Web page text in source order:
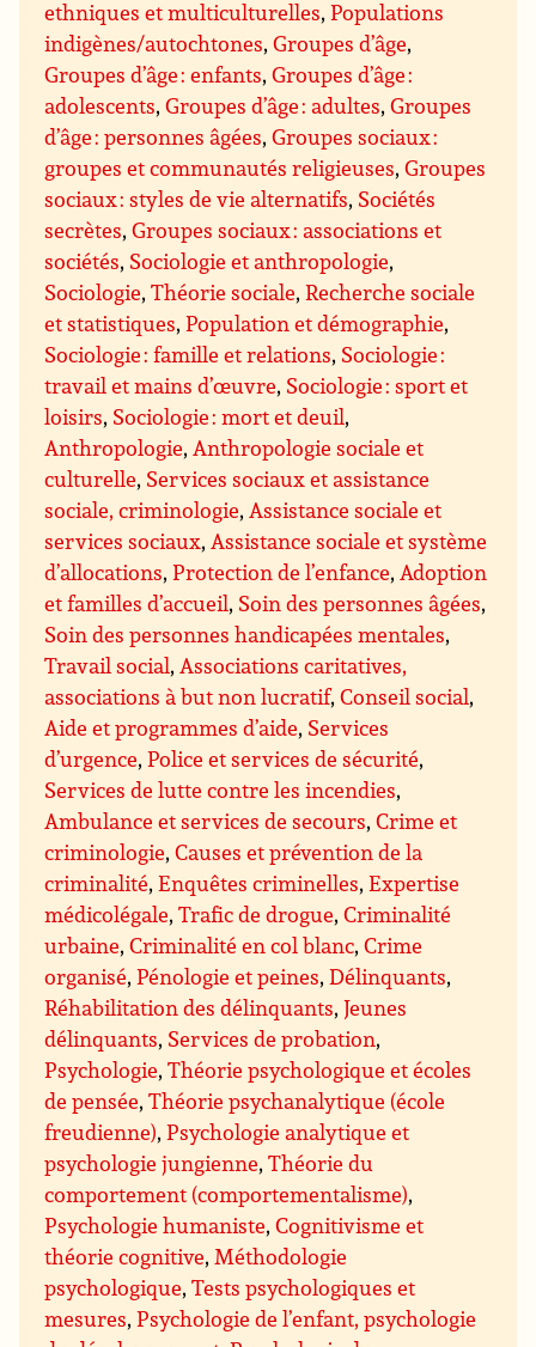
ethniques et multiculturelles,Populations
indigènes/autochtones,Groupes d’âge,
Groupes d’âge : enfants,Groupes d’âge :
adolescents,Groupes d’âge : adultes,Groupes
d’âge : personnes âgées,Groupes sociaux :
groupes et communautés religieuses,Groupes
sociaux : styles de vie alternatifs, Sociétés
secrètes,Groupes sociaux : associations et
sociétés, Sociologie et anthropologie,
Sociologie,Théorie sociale,Recherche sociale
et statistiques,Population et démographie,
Sociologie : famille et relations, Sociologie :
travail et mains d’œuvre, Sociologie : sport et
loisirs, Sociologie : mort et deuil,
Anthropologie,Anthropologie sociale et
culturelle, Services sociaux et assistance
sociale, criminologie,Assistance sociale et
services sociaux,Assistance sociale et système
d’allocations,Protection de l’enfance,Adoption
et familles d’accueil, Soin des personnes âgées,
Soin des personnes handicapées mentales,
Travail social,Associations caritatives,
associations à but non lucratif,Conseil social,
Aide et programmes d’aide, Services
d’urgence,Police et services de sécurité,
Services de lutte contre les incendies,
Ambulance et services de secours,Crime et
criminologie,Causes et prévention de la
criminalité,Enquêtes criminelles,Expertise
médicolégale,Trafic de drogue,Criminalité
urbaine,Criminalité en col blanc,Crime
organisé,Pénologie et peines,Délinquants,
Réhabilitation des délinquants,Jeunes
délinquants, Services de probation,
Psychologie,Théorie psychologique et écoles
de pensée,Théorie psychanalytique (école
freudienne),Psychologie analytique et
psychologie jungienne,Théorie du
comportement (comportementalisme),
Psychologie humaniste,Cognitivisme et
théorie cognitive,Méthodologie
psychologique,Tests psychologiques et
mesures,Psychologie de l’enfant, psychologie